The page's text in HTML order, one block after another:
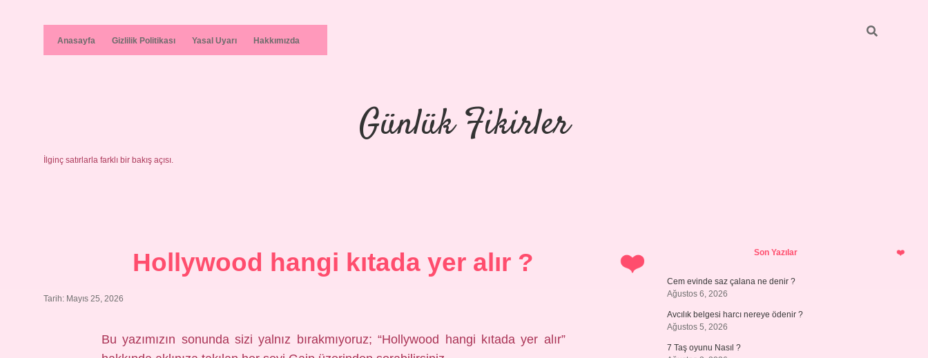
Anasayfa Gizlilik Politikası Yasal Uyarı Hakkımızda
Günlük Fikirler
İlginç satırlarla farklı bir bakış açısı.
Hollywood hangi kıtada yer alır ?
Tarih: Mayıs 25, 2026
Bu yazımızın sonunda sizi yalnız bırakmıyoruz; “Hollywood hangi kıtada yer alır”
SidebarSon Yazılar
Cem evinde saz çalana ne denir ?
Ağustos 6, 2026
Avcılık belgesi harcı nereye ödenir ?
Ağustos 5, 2026
7 Taş oyunu Nasıl ?